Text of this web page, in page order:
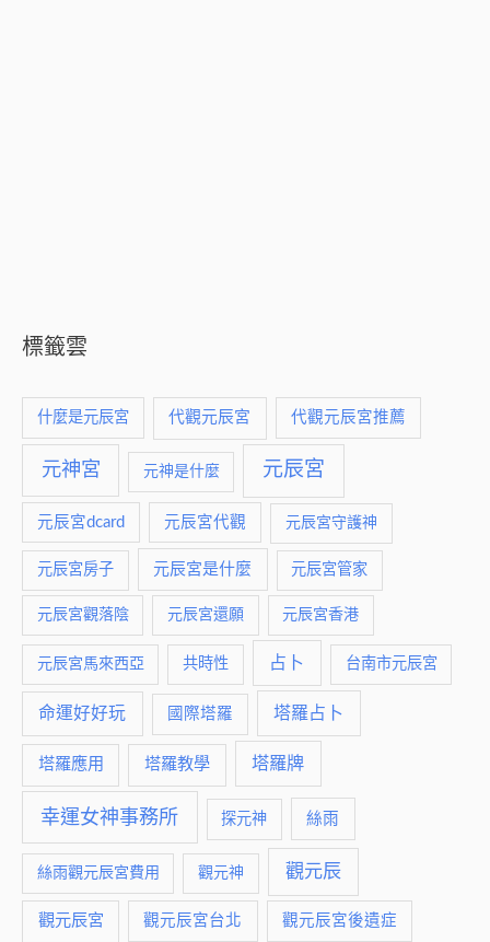
標籤雲
什麼是元辰宮 代觀元辰宮 代觀元辰宮推薦
元神宮 元神是什麼 元辰宮
元辰宮dcard 元辰宮代觀 元辰宮守護神
元辰宮房子 元辰宮是什麼 元辰宮管家
元辰宮觀落陰 元辰宮還願 元辰宮香港
元辰宮馬來西亞 共時性 占卜 台南市元辰宮
命運好好玩 國際塔羅 塔羅占卜
塔羅應用 塔羅教學 塔羅牌
幸運女神事務所 探元神 絲雨
絲雨觀元辰宮費用 觀元神 觀元辰
觀元辰宮 觀元辰宮台北 觀元辰宮後遺症